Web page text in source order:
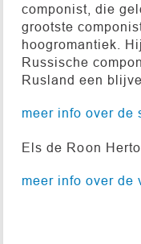
componist, die
grootste
hoogromantiek.
Russische
Rusland een
meer info over de
Els de Roon
meer info over de